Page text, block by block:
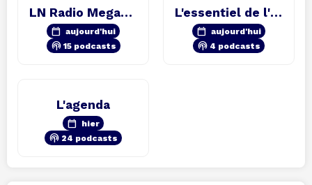
LN Radio Megamix
calendar_today aujourd'hui
podcasts 15 podcasts
L'essentiel de l'info
calendar_today aujourd'hui
podcasts 4 podcasts
L'agenda
calendar_today hier
podcasts 24 podcasts